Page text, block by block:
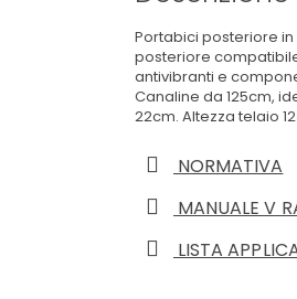
Portabici posteriore
posteriore
antivibranti e
Canaline da 125cm,
22cm. Altezza telaio
NORMATIVA
MANUALE V
LISTA